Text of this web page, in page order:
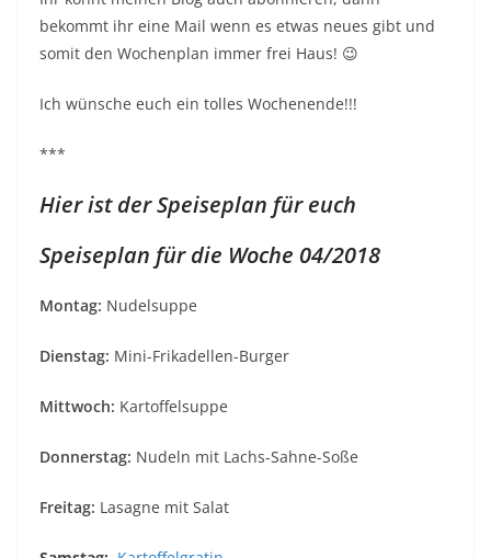
bekommt ihr eine Mail wenn es etwas neues gibt und
somit den Wochenplan immer frei Haus! 😉
Ich wünsche euch ein tolles Wochenende!!!
***
Hier ist der Speiseplan für euch
Speiseplan für die Woche 04/2018
Montag: Nudelsuppe
Dienstag: Mini-Frikadellen-Burger
Mittwoch: Kartoffelsuppe
Donnerstag: Nudeln mit Lachs-Sahne-Soße
Freitag: Lasagne mit Salat